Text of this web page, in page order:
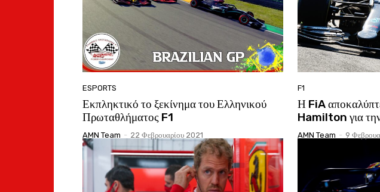
ESPORTS
Εκπληκτικό το ξεκίνημα του Ελληνικού
Πρωταθλήματος F1
AMN Team - 22 Φεβρουαρίου 2021
F1
Η FiA
Hamilton για
AMN Team - 9